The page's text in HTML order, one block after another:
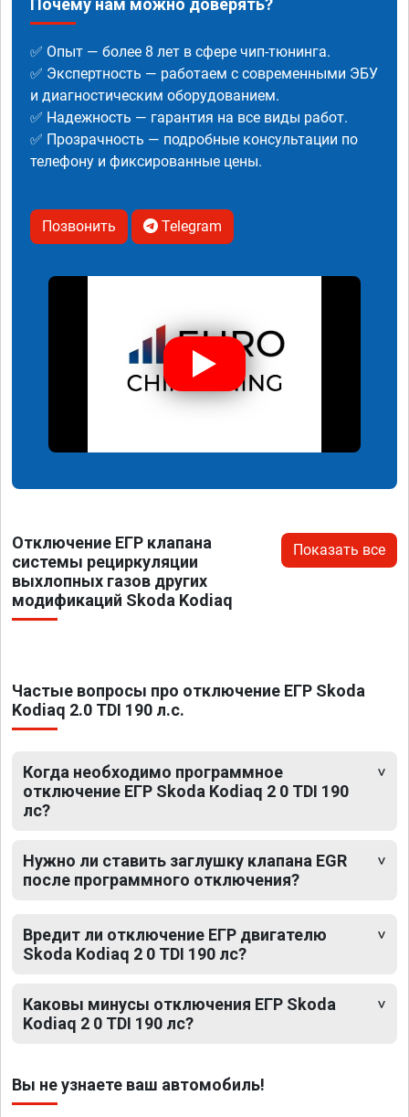
Почему нам можно доверять?
✅ Опыт — более 8 лет в сфере чип-тюнинга.
✅ Экспертность — работаем с современными ЭБУ
и диагностическим оборудованием.
✅ Надежность — гарантия на все виды работ.
✅ Прозрачность — подробные консультации по
телефону и фиксированные цены.
Позвонить Telegram
Отключение ЕГР клапана
системы рециркуляции
выхлопных газов других
модификаций Skoda Kodiaq
Показать все
Частые вопросы про отключение ЕГР Skoda
Kodiaq 2.0 TDI 190 л.с.
Когда необходимо программное
отключение ЕГР Skoda Kodiaq 2 0 TDI 190
лс?
Нужно ли ставить заглушку клапана EGR
после программного отключения?
Вредит ли отключение ЕГР двигателю
Skoda Kodiaq 2 0 TDI 190 лс?
Каковы минусы отключения ЕГР Skoda
Kodiaq 2 0 TDI 190 лс?
Вы не узнаете ваш автомобиль!